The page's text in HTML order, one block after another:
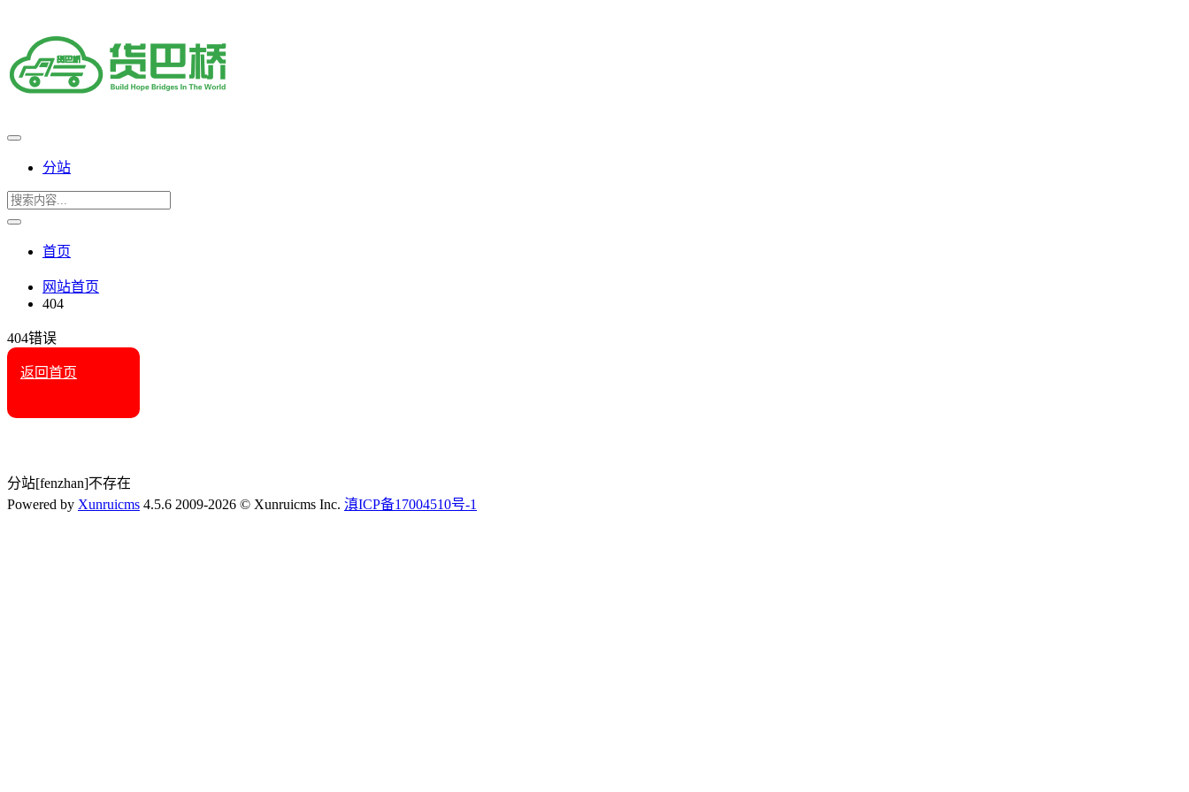
分站
首页
网站首页
404
404错误
返回首页
分站[fenzhan]不存在
Powered by Xunruicms 4.5.6 2009-2026 © Xunruicms Inc. 滇ICP备17004510号-1